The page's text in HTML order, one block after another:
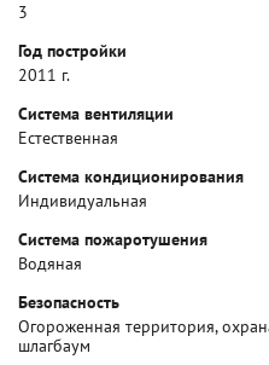
3
Год постройки
2011 г.
Система вентиляции
Естественная
Система кондиционирования
Индивидуальная
Система пожаротушения
Водяная
Безопасность
Огороженная территория,
шлагбаум